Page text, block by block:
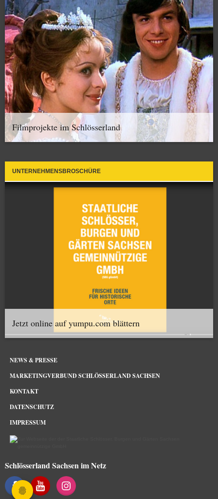
Filmprojekte im Schlösserland
UNTERNEHMENSBROSCHÜRE
Jetzt online auf yumpu.com blättern
NEWS & PRESSE
MARKETINGVERBUND SCHLÖSSERLAND SACHSEN
KONTAKT
DATENSCHUTZ
IMPRESSUM
Schlösserland Sachsen im Netz